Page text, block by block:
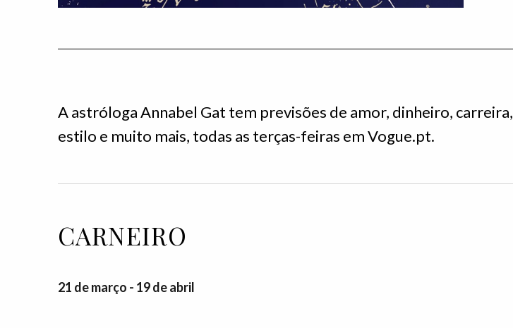
A astróloga Annabel Gat tem previsões de amor, dinheiro, carreira,
estilo e muito mais, todas as terças-feiras em Vogue.pt.
CARNEIRO
21 de março - 19 de abril